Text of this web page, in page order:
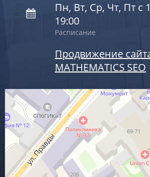
Пн, Вт, Ср, Чт, Пт с
19:00
Расписание
Продвижение
MATHEMATICS SEO